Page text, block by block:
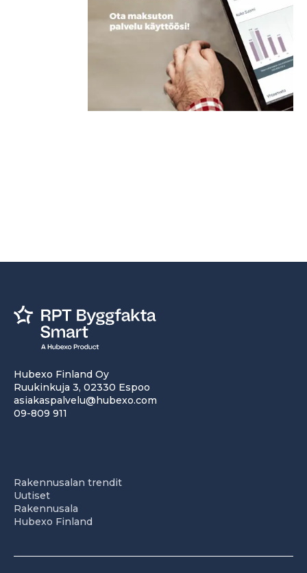
Hubexo Finland Oy
Ruukinkuja 3, 02330 Espoo
asiakaspalvelu@hubexo.com
09-809 911
Rakennusalan trendit
Uutiset
Rakennusala
Hubexo Finland